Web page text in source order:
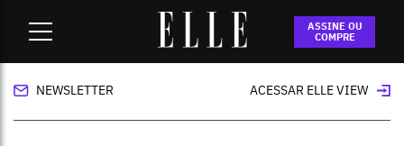
ASSINE OU
COMPRE
Paris Fashion Week: Hermès, verão 2025
NEWSLETTER ACESSAR ELLE VIEW